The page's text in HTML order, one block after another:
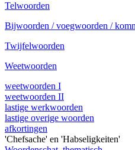
Telwoorden
Bijwoorden / voegwoorden /
Twijfelwoorden
Weetwoorden
weetwoorden I
weetwoorden II
lastige werkwoorden
lastige overige woorden
afkortingen
'Chefsache' en 'Habseligkeiten'